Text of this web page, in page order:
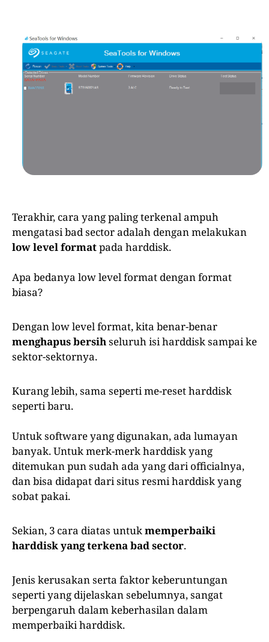
Terakhir, cara yang paling terkenal ampuh
mengatasi bad sector adalah dengan melakukan
low level formatpada harddisk.
Apa bedanya low level format dengan format
biasa?
Dengan low level format, kita benar-benar
menghapus bersihseluruh isi harddisk sampai ke
sektor-sektornya.
Kurang lebih, sama seperti me-reset harddisk
seperti baru.
Untuk software yang digunakan, ada lumayan
banyak. Untuk merk-merk harddisk yang
ditemukan pun sudah ada yang dari officialnya,
dan bisa didapat dari situs resmi harddisk yang
sobat pakai.
Sekian, 3 cara diatas untukmemperbaiki
harddisk yang terkena bad sector.
Jenis kerusakan serta faktor keberuntungan
seperti yang dijelaskan sebelumnya, sangat
berpengaruh dalam keberhasilan dalam
memperbaiki harddisk.